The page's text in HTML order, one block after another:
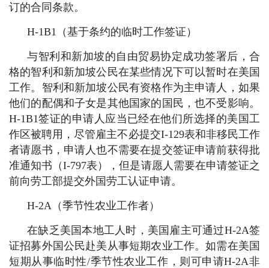
订的合同条款。
H-1B1（基于条约的临时工作签证）
与智利和新加坡的自由贸易协定成功签署后，合
格的智利和新加坡公民在某些情况下可以暂时在美国
工作。智利和新加坡公民有资格作为主申请人，如果
他们的配偶和子女是其他国家的国民，也不受影响。
H-1B1签证的申请人应当已经在他们所选择的美国工
作区被聘用，尽管雇主不必提交I-129表和非移民工作
者请愿书，申请人也不需要在提交签证申请前获得批
准通知书（I-797表），但是请愿人需要在申请签证之
前向劳工部提交外国劳工认证申请。
H-2A（季节性农业工作者）
在缺乏美国本地工人时，美国雇主可通过H-2A签
证招募外国公民赴美从事短期农业工作。如需在美国
短期从事临时性/季节性农业工作，则可申请H-2A非